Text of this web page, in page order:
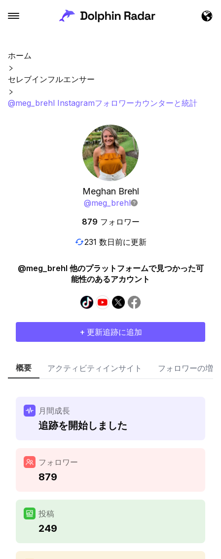
ホーム
セレブインフルエンサー
@meg_brehl Instagramフォロワーカウンターと統計
Meghan Brehl
@meg_brehl
879 フォロワー
231 数日前に更新
@meg_brehl 他のプラットフォームで見つかった可
能性のあるアカウント
+ 更新追跡に追加
概要 アクティビティインサイト フォロワーの増加
月間成長
追跡を開始しました
フォロワー
879
投稿
249